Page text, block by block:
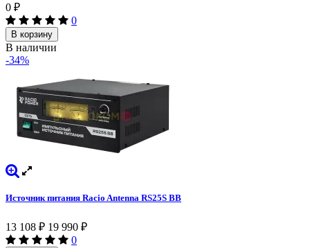
0 ₽
0
В корзину
В наличии
-34%
Источник питания Racio Antenna RS25S BB
13 108 ₽ 19 990 ₽
0